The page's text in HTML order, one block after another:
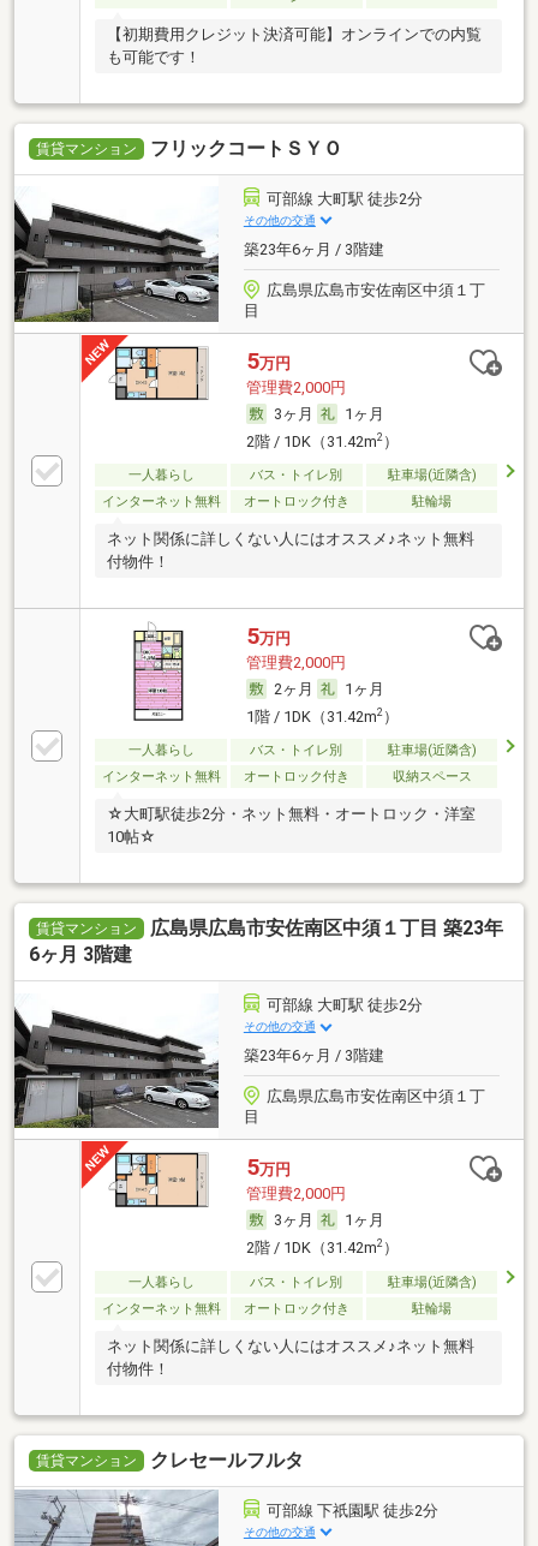
【初期費用クレジット決済可能】オンラインでの内覧
も可能です！
賃貸マンション フリックコートＳＹＯ
可部線 大町駅 徒歩2分
その他の交通
築23年6ヶ月 / 3階建
広島県広島市安佐南区中須１丁
目
5万円
管理費2,000円
3ヶ月
1ヶ月
2階 / 1DK（31.42m2）
一人暮らし バス・トイレ別
駐車場(近隣含)
インターネット無料
オートロック付き 駐輪場
ネット関係に詳しくない人にはオススメ♪ネット無料
付物件！
5万円
管理費2,000円
2ヶ月
1ヶ月
1階 / 1DK（31.42m2）
一人暮らし バス・トイレ別
駐車場(近隣含)
インターネット無料
オートロック付き 収納スペース
☆大町駅徒歩2分・ネット無料・オートロック・洋室
10帖☆
賃貸マンション
広島県広島市安佐南区中須１丁目 築23年
6ヶ月 3階建
可部線 大町駅 徒歩2分
その他の交通
築23年6ヶ月 / 3階建
広島県広島市安佐南区中須１丁
目
5万円
管理費2,000円
3ヶ月
1ヶ月
2階 / 1DK（31.42m2）
一人暮らし バス・トイレ別
駐車場(近隣含)
インターネット無料
オートロック付き 駐輪場
ネット関係に詳しくない人にはオススメ♪ネット無料
付物件！
賃貸マンション クレセールフルタ
可部線 下祇園駅 徒歩2分
その他の交通